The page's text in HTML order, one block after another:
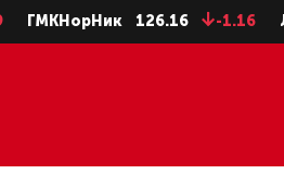
126.16 -1.16 ЛУКОЙЛ